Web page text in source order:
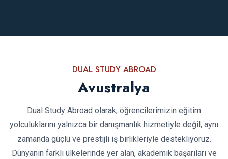
DUAL STUDY ABROAD
Avustralya
Dual Study Abroad olarak, öğrencilerimizin eğitim
yolculuklarını yalnızca bir danışmanlık hizmetiyle değil, aynı
zamanda güçlü ve prestijli iş birlikleriyle destekliyoruz.
Dünyanın farklı ülkelerinde yer alan, akademik başarıları ve